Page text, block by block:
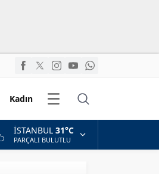
Kadın
Kategoriler
İSTANBUL 31°C
PARÇALI BULUTLU